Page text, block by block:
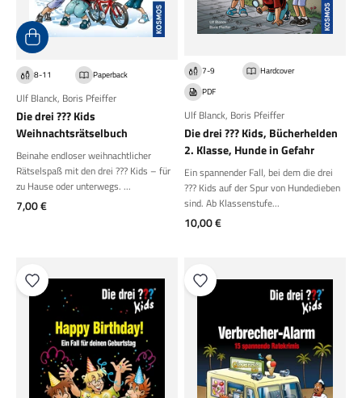
8-11 Paperback
Ulf Blanck, Boris Pfeiffer
Die drei ??? Kids
Weihnachtsrätselbuch
Beinahe endloser weihnachtlicher
Rätselspaß mit den drei ??? Kids – für
zu Hause oder unterwegs. ...
Angebot
7,00 €
7-9
Hardcover
PDF
Ulf Blanck, Boris Pfeiffer
Die drei ??? Kids, Bücherhelden
2. Klasse, Hunde in Gefahr
Ein spannender Fall, bei dem die drei
??? Kids auf der Spur von Hundedieben
sind. Ab Klassenstufe...
Angebot
10,00 €